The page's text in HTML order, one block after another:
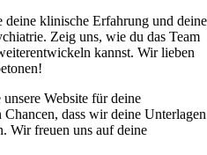
deine klinische Erfahrung und deine
Zeig uns, wie du das Team
kannst. Wir lieben
unsere Website für deine
dass wir deine Unterlagen
Wir freuen uns auf deine